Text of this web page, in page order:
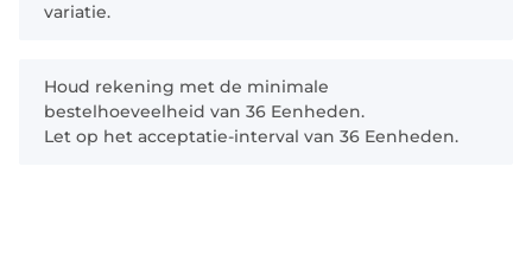
variatie.
x
Houd rekening met de minimale
bestelhoeveelheid van 36 Eenheden.
Let op het acceptatie-interval van 36 Eenheden.